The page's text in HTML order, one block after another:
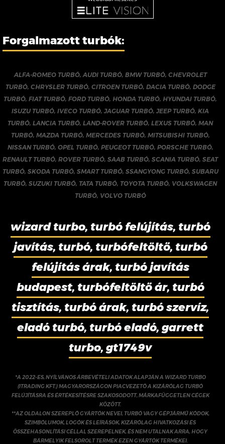
Forgalmazott turbók:
ALFA-ROMEO TURBÓ,AUDI TURBÓ, BMW TURBÓ, CHEVROLET
TURBÓ, CHRYSLER TURBÓ, CITROEN TURBÓ, DACIA TURBÓ, DODGE
TURBÓ,FIAT TURBÓ,FORD TURBÓ, HONDA TURBÓ, HYUNDAI TURBÓ,
ISUZU TURBÓ,IVECO TURBÓ,JAGUAR TURBÓ,JEEP TURBÓ,KIA
TURBÓ,LANCIA TURBÓ,LAND-ROVER TURBÓ,LEXUS TURBÓ,MAN
TURBÓ, MAZDA TURBÓ, MERCEDES TURBÓ, MITSUBISHI TURBÓ,
NISSAN TURBÓ, OPEL TURBÓ, PEUGEOT TURBÓ, PORSCHE TURBÓ,
RENAULT TURBÓ,ROVER TURBÓ,SAAB TURBÓ,SCANIA TURBÓ,SEAT
TURBÓ, SKODA TURBÓ, SMART TURBÓ, SSANGYONG TURBÓ, SUBARU
TURBÓ,SUZUKI TURBÓ, TATA TURBÓ, TOYOTA TURBÓ, VOLKSWAGEN
TURBÓ, VOLVO TURBÓ
wizard turbo, turbó felújítás, turbó
javítás, turbó, turbófeltöltő, turbó
felújítás árak, turbó javítás
budapest, turbófeltöltő ár, turbó
tisztítás, turbó árak, turbó szervíz,
eladó turbó, turbó eladó, garrett
turbo, gt1749v
*A 2022-ES, NYÍLVÁNOS ÁRBEVÉTELI ADATOK ALAPJÁN A WIZARD TURBO
(ITRADING KFT.) MAGYARORSZÁGON PIACVEZETŐ A KIZÁRÓLAG TURBÓ
FELÚJÍTÁSRA ÉS ÉRTÉKESÍTÉSRE SZAKOSODOTT, MÁRKAFÜGGETLEN CÉGEK
KÖZÖTT.
**AZ OLDALON SZEREPLŐ GYÁRTÓK NEVEI, TURBÓ VAGY GÉPJÁRMŰ KÓDOK,
SZIMBÓLUMOK, LOGÓK ÉS LEÍRÁSOK, KIZÁRÓLAG HIVATKOZÁSI ÉS
ÖSSZEHASONLÍTÁSI CÉLLAL SZEREPELNEK, ÉS NEM UTALNAK ARRA, HOGY
BÁRMELYIK FELSOROLT TERMÉK EZEN GYÁRTÓK TERMÉKEI.